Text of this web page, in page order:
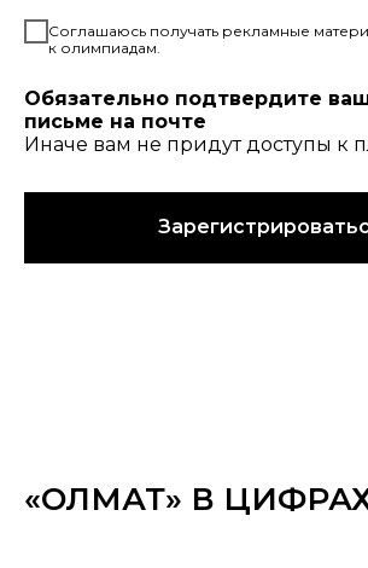
Соглашаюсь получать рекламные
к олимпиадам.
Обязательно подтвердите
письме на почте
Иначе вам не придут доступы к
«ОЛМАТ» В